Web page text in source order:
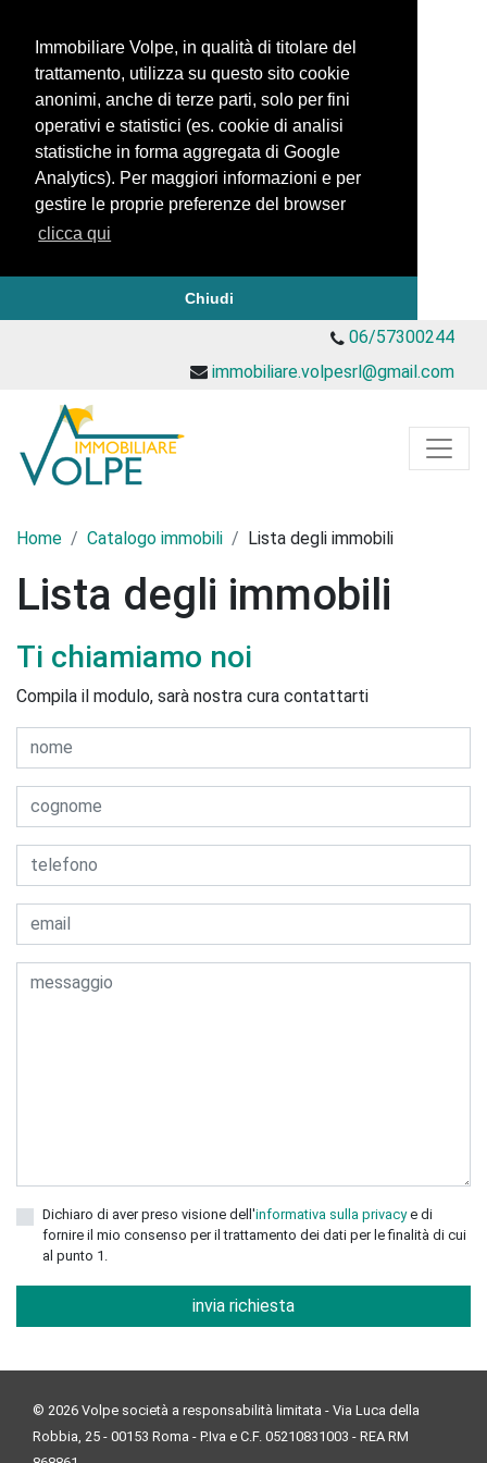
Immobiliare Volpe, in qualità di titolare del
trattamento, utilizza su questo sito cookie
anonimi, anche di terze parti, solo per fini
operativi e statistici (es. cookie di analisi
statistiche in forma aggregata di Google
Analytics). Per maggiori informazioni e per
gestire le proprie preferenze del browser
clicca qui
Chiudi
06/57300244
immobiliare.volpesrl@gmail.com
Home Catalogo immobili Lista degli immobili
Lista degli immobili
Ti chiamiamo noi
Compila il modulo, sarà nostra cura contattarti
Dichiaro di aver preso visione dell'informativa sulla privacye di
fornire il mio consenso per il trattamento dei dati per le finalità di cui
al punto 1.
invia richiesta
© 2026 Volpe società a responsabilità limitata - Via Luca della
Robbia, 25 - 00153 Roma - P.Iva e C.F. 05210831003 - REA RM